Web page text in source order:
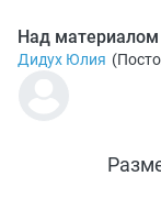
Над материалом
Дидух Юлия (